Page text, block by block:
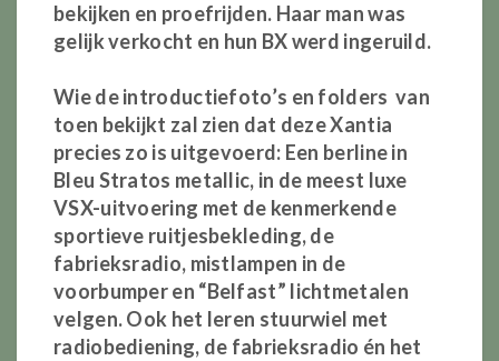
bekijken en proefrijden. Haar man was
gelijk verkocht en hun BX werd ingeruild.
Wie de introductiefoto’s en folders van
toen bekijkt zal zien dat deze Xantia
precies zo is uitgevoerd: Een berline in
Bleu Stratos metallic, in de meest luxe
VSX-uitvoering met de kenmerkende
sportieve ruitjesbekleding, de
fabrieksradio, mistlampen in de
voorbumper en “Belfast” lichtmetalen
velgen. Ook het leren stuurwiel met
radiobediening, de fabrieksradio én het